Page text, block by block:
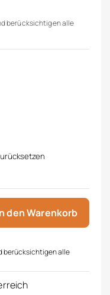
berücksichtigen alle
ml Menge
den Warenkorb
berücksichtigen alle